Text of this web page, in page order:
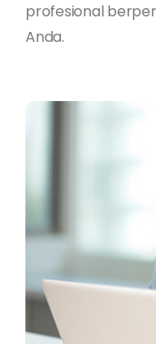
profesional
Anda.